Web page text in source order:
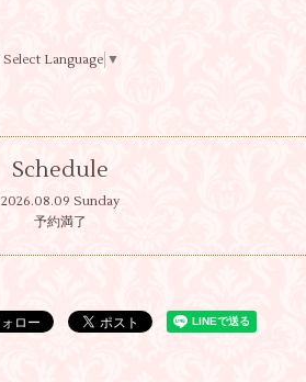
Select Language ▼
Schedule
2026.08.09 Sunday
予約満了